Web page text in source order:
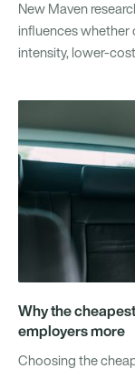
New Maven
influences whether
intensity, lower-
Why the
employers more
Choosing the